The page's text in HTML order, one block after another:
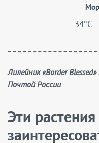
-34°C
Лилейник «Border Blessed» по низкой цене с доставкой
Почтой России
Эти